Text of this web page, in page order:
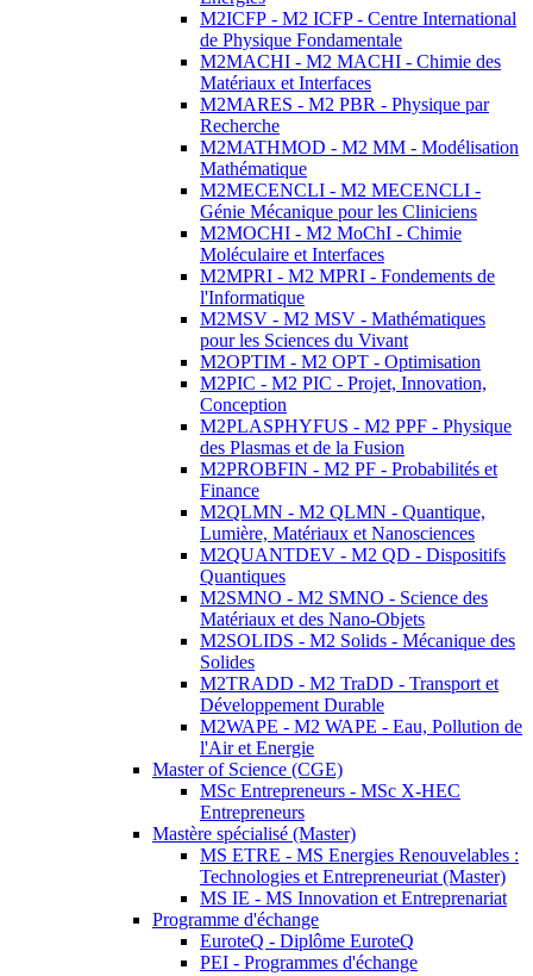
M2ICFP - M2 ICFP - Centre International
de Physique Fondamentale
M2MACHI - M2 MACHI - Chimie des
Matériaux et Interfaces
M2MARES - M2 PBR - Physique par
Recherche
M2MATHMOD - M2 MM - Modélisation
Mathématique
M2MECENCLI - M2 MECENCLI -
Génie Mécanique pour les Cliniciens
M2MOCHI - M2 MoChI - Chimie
Moléculaire et Interfaces
M2MPRI - M2 MPRI - Fondements de
l'Informatique
M2MSV - M2 MSV - Mathématiques
pour les Sciences du Vivant
M2OPTIM - M2 OPT - Optimisation
M2PIC - M2 PIC - Projet, Innovation,
Conception
M2PLASPHYFUS - M2 PPF - Physique
des Plasmas et de la Fusion
M2PROBFIN - M2 PF - Probabilités et
Finance
M2QLMN - M2 QLMN - Quantique,
Lumière, Matériaux et Nanosciences
M2QUANTDEV - M2 QD - Dispositifs
Quantiques
M2SMNO - M2 SMNO - Science des
Matériaux et des Nano-Objets
M2SOLIDS - M2 Solids - Mécanique des
Solides
M2TRADD - M2 TraDD - Transport et
Développement Durable
M2WAPE - M2 WAPE - Eau, Pollution de
l'Air et Energie
Master of Science (CGE)
MSc Entrepreneurs - MSc X-HEC
Entrepreneurs
Mastère spécialisé (Master)
MS ETRE - MS Energies Renouvelables :
Technologies et Entrepreneuriat (Master)
MS IE - MS Innovation et Entreprenariat
Programme d'échange
EuroteQ - Diplôme EuroteQ
PEI - Programmes d'échange